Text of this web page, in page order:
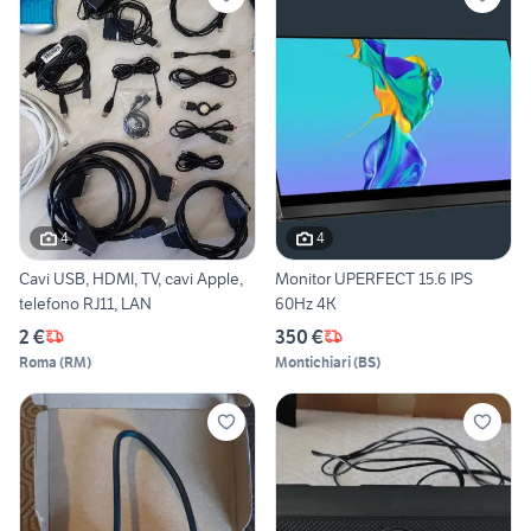
4
Cavi USB, HDMI, TV, cavi Apple,
telefono RJ11, LAN
2 €
Roma (RM)
4
Monitor UPERFECT 15.6 IPS
60Hz 4K
350 €
Montichiari(BS)